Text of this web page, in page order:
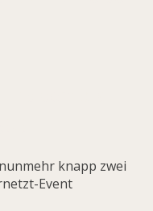
knapp zwei
Event